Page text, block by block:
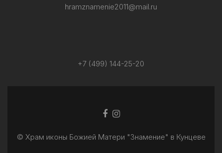
hramznamenie2011@mail.ru
+7 (499) 144-25-20
Facebook
Ссылка
© Храм иконы Божией Матери "Знамение" в Кунцеве